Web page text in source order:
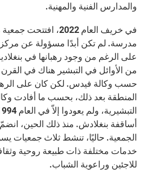
والمدارس الفنية والمهنية.
في خريف العام 2022،
مدرسة. لم تكن أبدًا مسؤولة عن
على الرغم من وجود رهبانها في
من الأوائل في التبشير هناك في
حسب وكالة فيدس. لكن كان على
المنطقة بعد ذلك، بحسب ما أفادت
الجمعية. حاليًا، تنشط ثلاث جمعيات
خدمات مختلفة ذات طبيعة روحية
للاجئين وراعوية الشباب.